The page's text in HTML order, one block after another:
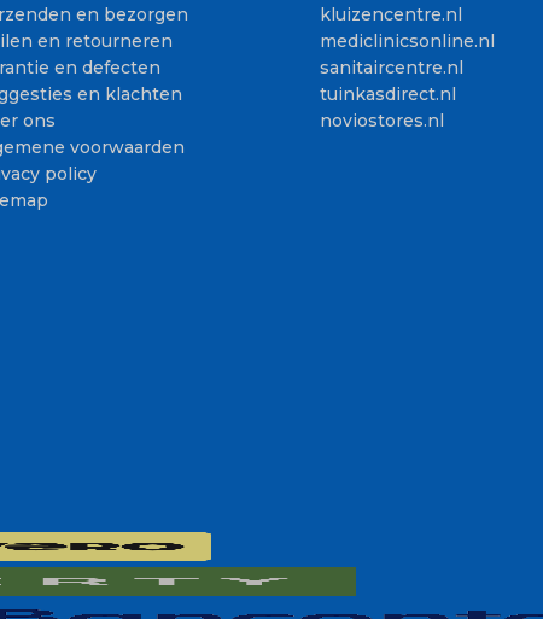
en bezorgen
en retourneren
en defecten
en klachten
ons
voorwaarden
policy
kluizencentre.nl
mediclinicsonline.nl
sanitaircentre.nl
tuinkasdirect.nl
noviostores.nl